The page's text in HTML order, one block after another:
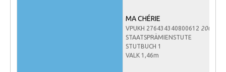
Wereldkampioenschap Jonge Paarden
MA CHÉRIE
VPUKH 276434340800612 2008
STAATSPRÄMIENSTUTE
STUTBUCH 1
VALK 1,46m